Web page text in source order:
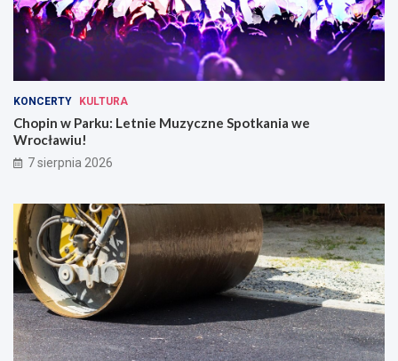
KONCERTY KULTURA
Chopin w Parku: Letnie Muzyczne Spotkania we
Wrocławiu!
7 sierpnia 2026